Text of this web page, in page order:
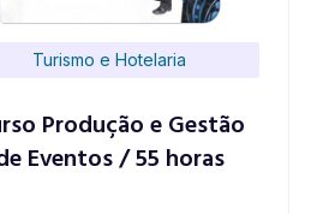
Turismo e Hotelaria
Produção e Gestão
Eventos / 55 horas